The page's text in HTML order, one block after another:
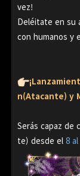
vez!
Deléitate en su
con humanos y
n(Atacante) y
Serás capaz de
te) desde el 8